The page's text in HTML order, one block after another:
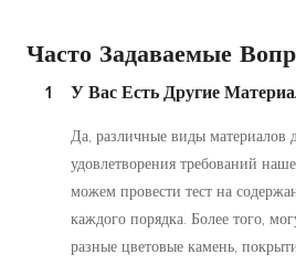
Часто Задаваемые
1 У Вас Есть Другие
Да, различные виды материалов
удовлетворения требований
можем провести тест на
каждого порядка. Более того,
разные цветовые камень,